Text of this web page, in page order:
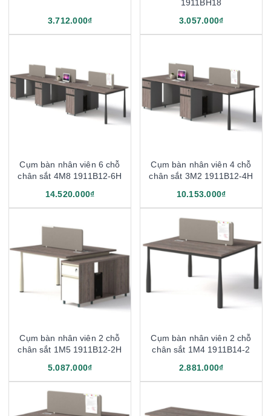
3.712.000₫
1911BH18
3.057.000₫
Cụm bàn nhân viên 6 chỗ
chân sắt 4M8 1911B12-6H
14.520.000₫
Cụm bàn nhân viên 4 chỗ
chân sắt 3M2 1911B12-4H
10.153.000₫
Cụm bàn nhân viên 2 chỗ
chân sắt 1M5 1911B12-2H
5.087.000₫
Cụm bàn nhân viên 2 chỗ
chân sắt 1M4 1911B14-2
2.881.000₫